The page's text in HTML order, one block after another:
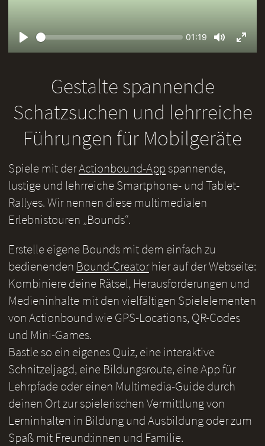
Seek
Current
01:19
Mute
Gestalte spannende
Schatzsuchen und lehrreiche
Führungen für Mobilgeräte
Spiele mit derActionbound-Appspannende,
lustige und lehrreiche Smartphone- und Tablet-
Rallyes. Wir nennen diese multimedialen
Erlebnistouren „Bounds“.
Erstelle eigene Bounds mit dem einfach zu
bedienenden Bound-Creatorhier auf der Webseite:
Kombiniere deine Rätsel, Herausforderungen und
Medieninhalte mit den vielfältigen Spielelementen
von Actionbound wie GPS-Locations, QR-Codes
und Mini-Games.
Bastle so ein eigenes Quiz, eine interaktive
Schnitzeljagd, eine Bildungsroute, eine App für
Lehrpfade oder einen Multimedia-Guide durch
deinen Ort zur spielerischen Vermittlung von
Lerninhalten in Bildung und Ausbildung oder zum
Spaß mit Freund:innen und Familie.